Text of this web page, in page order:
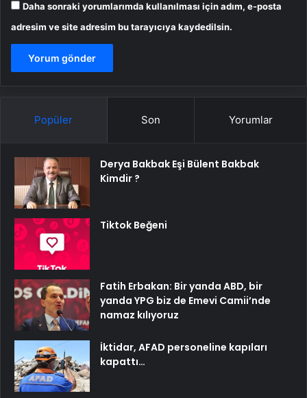
Daha sonraki yorumlarımda kullanılması için adım, e-posta
adresim ve site adresim bu tarayıcıya kaydedilsin.
Popüler Son Yorumlar
Derya Bakbak Eşi Bülent Bakbak
Kimdir ?
Tiktok Beğeni
Fatih Erbakan: Bir yanda ABD, bir
yanda YPG biz de Emevi Camii’nde
namaz kılıyoruz
İktidar, AFAD personeline kapıları
kapattı…